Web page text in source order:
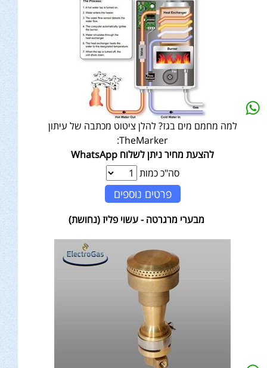
למה מחמם מים בגז? להלן ציטוט מכתבה של עיתון
TheMarker:
להצעת מחיר ניתן לשלוח WhatsApp
סה"כ כמות
פרטים נוספים
מבערי מרגרטה - עשוי פליז (נחושת)